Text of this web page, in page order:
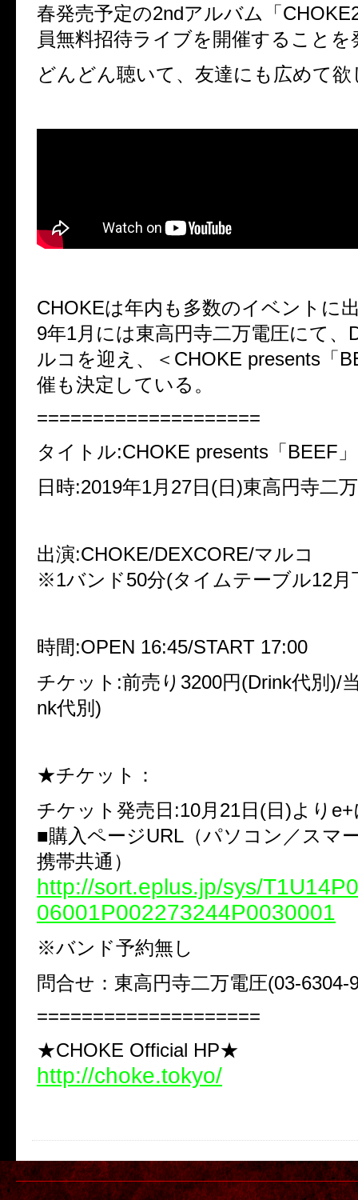
春発売予定の2ndアルバム「
員無料招待ライブを開催することを
どんどん聴いて、友達にも広めて欲
CHOKEは年内も多数のイベントに
9年1月には東高円寺二万電圧にて、
ルコを迎え、＜CHOKE presents「
催も決定している。
====================
タイトル:CHOKE presents「BEEF」
日時:2019年1月27日(日)東高円寺二
出演:CHOKE/DEXCORE/マルコ
※1バンド50分(タイムテーブル12月
時間:OPEN 16:45/START 17:00
チケット:前売り3200円(Drink代別)/
nk代別)
★チケット：
チケット発売日:10月21日(日)より
■購入ページURL（パソコン／スマ
携帯共通）
http://sort.eplus.jp/sys/
06001P002273244P0030001
※バンド予約無し
問合せ：東高円寺二万電圧(03-6304-
====================
★CHOKE Official HP★
http://choke.tokyo/